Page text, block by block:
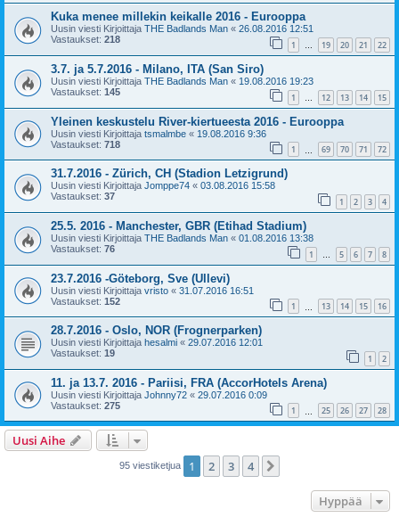
Kuka menee millekin keikalle 2016 - Eurooppa
Uusin viesti Kirjoittaja THE Badlands Man « 26.08.2016 12:51
Vastaukset: 218 1 … 19 20 21 22
3.7. ja 5.7.2016 - Milano, ITA (San Siro)
Uusin viesti Kirjoittaja THE Badlands Man « 19.08.2016 19:23
Vastaukset: 145 1 … 12 13 14 15
Yleinen keskustelu River-kiertueesta 2016 - Eurooppa
Uusin viesti Kirjoittaja tsmalmbe « 19.08.2016 9:36
Vastaukset: 718 1 69 70 71 72
31.7.2016 - Zürich, CH (Stadion Letzigrund)
Uusin viesti Kirjoittaja Jomppe74 « 03.08.2016 15:58
Vastaukset: 37 1 2 3 4
25.5. 2016 - Manchester, GBR (Etihad Stadium)
Uusin viesti Kirjoittaja THE Badlands Man « 01.08.2016 13:38
Vastaukset: 76 1 5 6 7 8
23.7.2016 -Göteborg, Sve (Ullevi)
Uusin viesti Kirjoittaja vristo « 31.07.2016 16:51
Vastaukset: 152 1 13 14 15 16
28.7.2016 - Oslo, NOR (Frognerparken)
Uusin viesti Kirjoittaja hesalmi « 29.07.2016 12:01
Vastaukset: 19 1 2
11. ja 13.7. 2016 - Pariisi, FRA (AccorHotels Arena)
Uusin viesti Kirjoittaja Johnny72 « 29.07.2016 0:09
Vastaukset: 275 1 25 26 27 28
Uusi Aihe
95 viestiketjua 1 2 3 4
Hyppää